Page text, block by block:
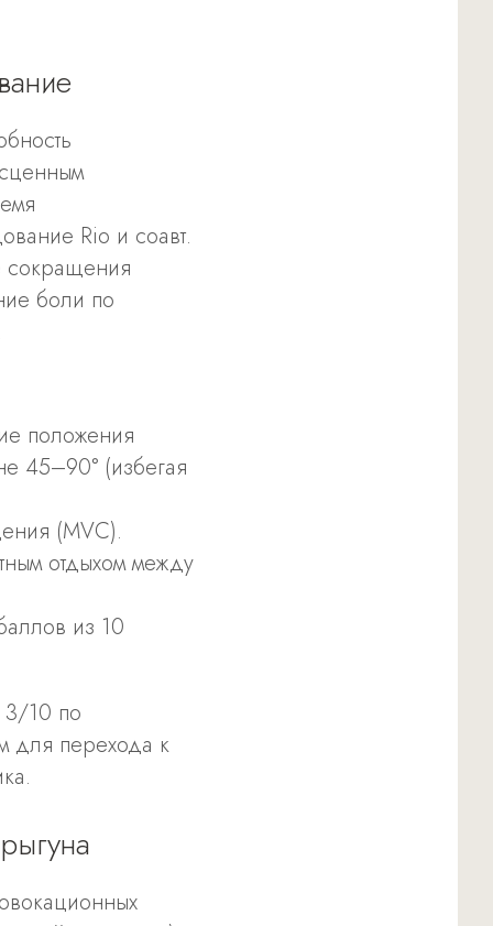
Rio и соавт.
сокращения
боли по
положения
45–90° (избегая
(MVC).
отдыхом между
из 10
3/10 по
для перехода к